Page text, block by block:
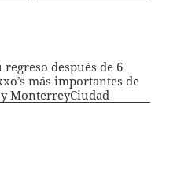
después de 6
más importantes de
MonterreyCiudad